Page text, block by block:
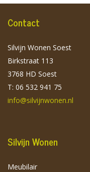
Contact
Silvijn Wonen Soest
Birkstraat 113
3768 HD Soest
T: 06 532 941 75
info@silvijnwonen.nl
Silvijn Wonen
Meubilair